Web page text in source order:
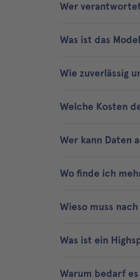
Wer
Was ist das
Wie zuverlässig
Welche Kosten
Wer kann Daten
Wo finde ich
Wieso muss
Was ist ein
Warum bedarf